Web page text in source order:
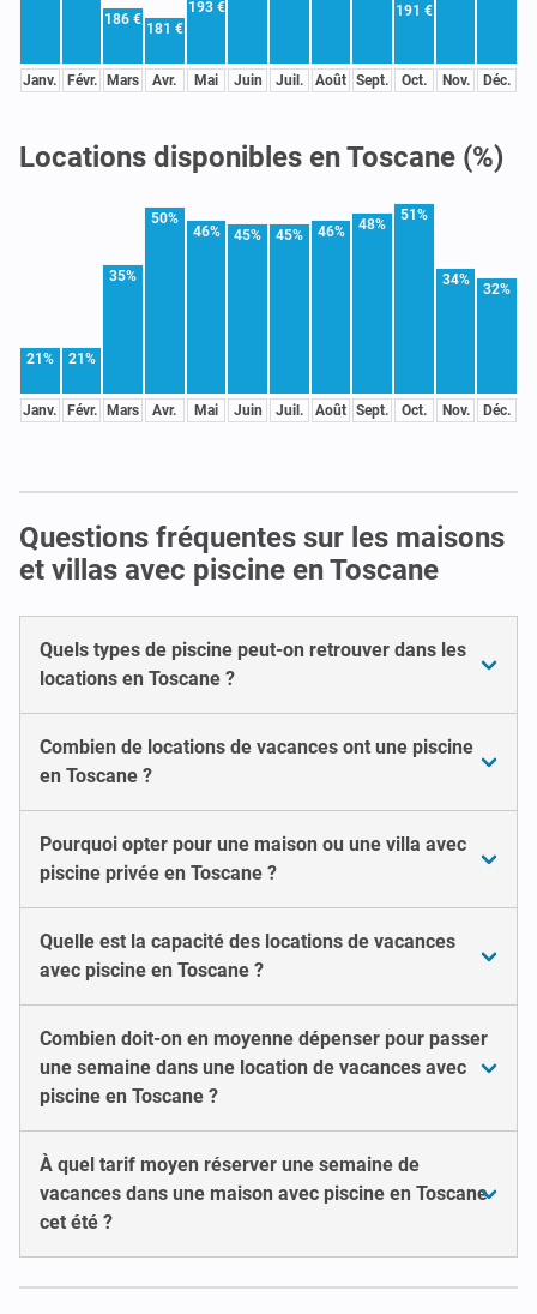
Janv. Févr.
186 €
Mars
181 €
Avr.
193 €
Mai Juin Juil. Août Sept.
191 €
Oct. Nov. Déc.
Locations disponibles en Toscane (%)
21%
Janv.
21%
Févr.
35%
Mars
50%
Avr.
46%
Mai
45%
Juin
45%
Juil.
46%
Août
48%
Sept.
51%
Oct.
34%
Nov.
32%
Déc.
Questions fréquentes sur les maisons
et villas avec piscine en Toscane
Quels types de piscine peut-on retrouver dans les
locations en Toscane ?
Combien de locations de vacances ont une piscine
en Toscane ?
Pourquoi opter pour une maison ou une villa avec
piscine privée en Toscane ?
Quelle est la capacité des locations de vacances
avec piscine en Toscane ?
Combien doit-on en moyenne dépenser pour passer
une semaine dans une location de vacances avec
piscine en Toscane ?
À quel tarif moyen réserver une semaine de
vacances dans une maison avec piscine en Toscane
cet été ?